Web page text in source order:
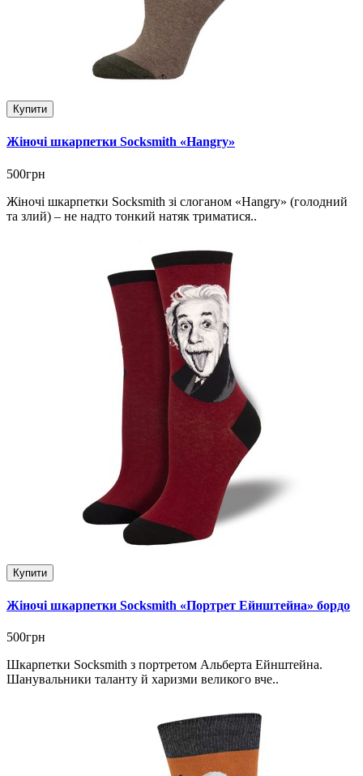
Купити
Жіночі шкарпетки Socksmith «Hangry»
500грн
Жіночі шкарпетки Socksmith зі слоганом «Hangry» (голодний
та злий) – не надто тонкий натяк триматися..
Купити
Жіночі шкарпетки Socksmith «Портрет Ейнштейна» бордо
500грн
Шкарпетки Socksmith з портретом Альберта Ейнштейна.
Шанувальники таланту й харизми великого вче..